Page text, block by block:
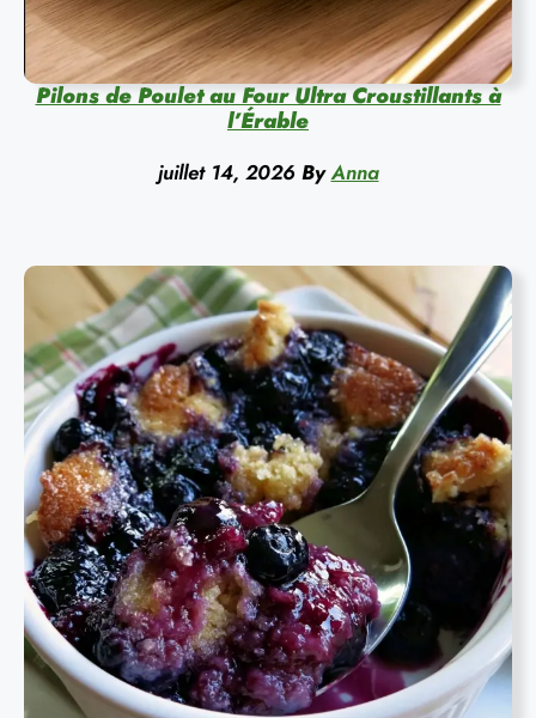
Pilons de Poulet au Four Ultra Croustillants à
l’Érable
juillet 14, 2026 By Anna